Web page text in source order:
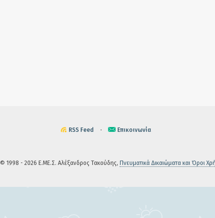
RSS Feed · Επικοινωνία
© 1998 - 2026 Ε.ΜΕ.Σ. Αλέξανδρος Τακούδης, Πνευματικά Δικαιώματα και Όροι